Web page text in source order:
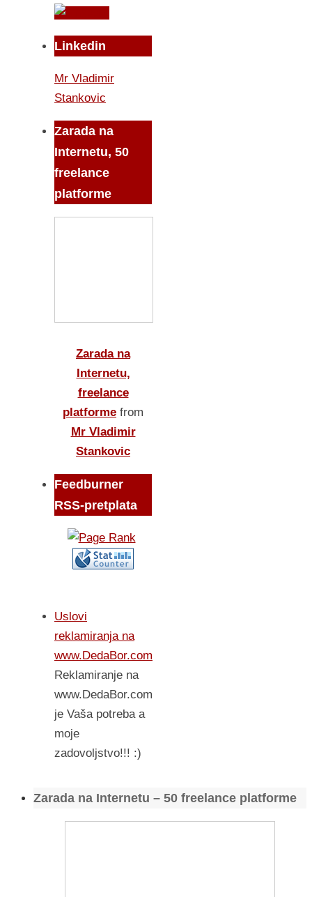
Linkedin
Mr Vladimir
Stankovic
Zarada na
Internetu, 50
freelance
platforme
Zarada na
Internetu,
freelance
platforme from
Mr Vladimir
Stankovic
Feedburner
RSS-pretplata
Uslovi
reklamiranja na
www.DedaBor.com
Reklamiranje na
www.DedaBor.com
je Vaša potreba a
moje
zadovoljstvo!!! :)
Zarada na Internetu – 50 freelance platforme